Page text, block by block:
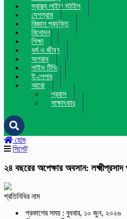
স্বাস্থ্য লাইফ স্টাইল
দেশগ্রাম
বিজ্ঞান প্রযুক্তি
বিনোদন
শিক্ষা
ধর্ম ও জীবন
অপরাধ
লাইভ টিভি
ই-পেপার
আরো
প্রবাস
সাক্ষাৎকার
হোম
সিলেট
২৪ বছরের অপেক্ষার অবসান:
প্রতিনিধির নাম
প্রকাশের সময় : বুধবার, ১০ জুন, ২০২৬